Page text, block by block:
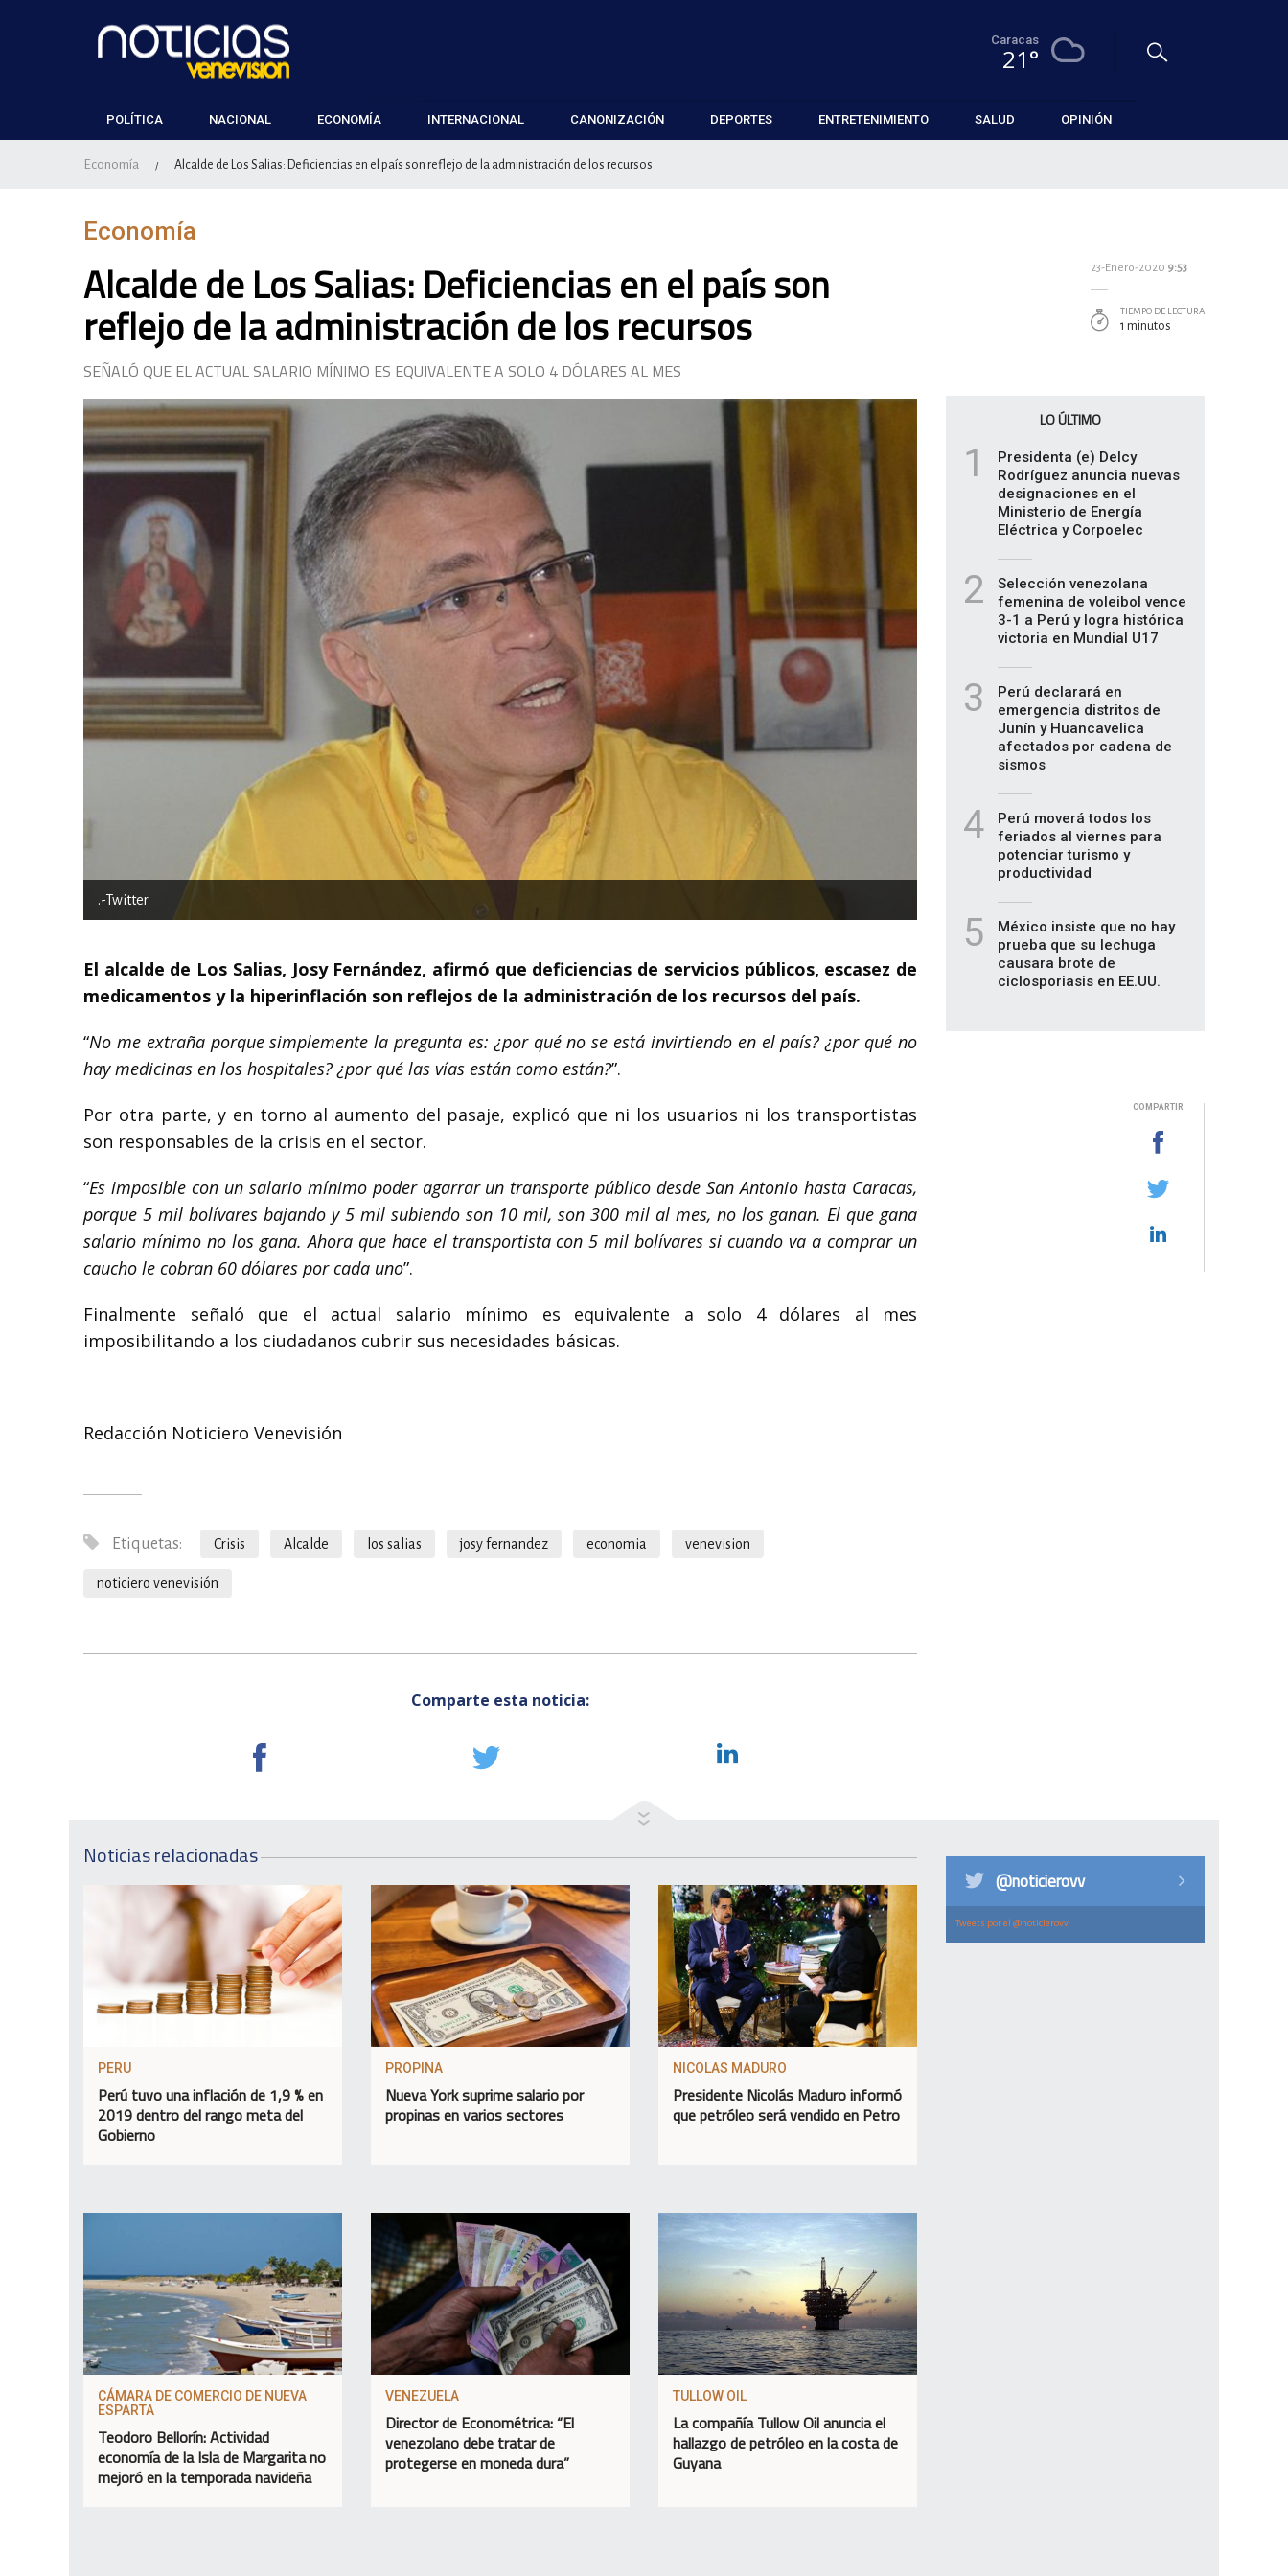
Caracas
21°
POLÍTICA NACIONAL ECONOMÍA INTERNACIONAL CANONIZACIÓN DEPORTES ENTRETENIMIENTO SALUD OPINIÓN
Economía / Alcalde de Los Salias: Deficiencias en el país son reflejo de la administración de los recursos
Economía
Alcalde de Los Salias: Deficiencias en el país son
reflejo de la administración de los recursos
SEÑALÓ QUE EL ACTUAL SALARIO MÍNIMO ES EQUIVALENTE A SOLO 4 DÓLARES AL MES
.-Twitter
El alcalde de Los Salias, Josy Fernández, afirmó que deficiencias de servicios públicos, escasez de
medicamentos y la hiperinflación son reflejos de la administración de los recursos del país.
“No me extraña porque simplemente la pregunta es: ¿por qué no se está invirtiendo en el país? ¿por qué no
hay medicinas en los hospitales? ¿por qué las vías están como están?”.
Por otra parte, y en torno al aumento del pasaje, explicó que ni los usuarios ni los transportistas
son responsables de la crisis en el sector.
“Es imposible con un salario mínimo poder agarrar un transporte público desde San Antonio hasta Caracas,
porque 5 mil bolívares bajando y 5 mil subiendo son 10 mil, son 300 mil al mes, no los ganan. El que gana
salario mínimo no los gana. Ahora que hace el transportista con 5 mil bolívares si cuando va a comprar un
caucho le cobran 60 dólares por cada uno”.
Finalmente señaló que el actual salario mínimo es equivalente a solo 4 dólares al mes
imposibilitando a los ciudadanos cubrir sus necesidades básicas.
Redacción Noticiero Venevisión
Etiquetas: Crisis Alcalde los salias josy fernandez economia venevision
noticiero venevisión
Comparte esta noticia:
23-Enero-2020 9:53
TIEMPO DE LECTURA
1 minutos
LO ÚLTIMO
1
Presidenta (e) Delcy
Rodríguez anuncia nuevas
designaciones en el
Ministerio de Energía
Eléctrica y Corpoelec
2
Selección venezolana
femenina de voleibol vence
3-1 a Perú y logra histórica
victoria en Mundial U17
3
Perú declarará en
emergencia distritos de
Junín y Huancavelica
afectados por cadena de
sismos
4
Perú moverá todos los
feriados al viernes para
potenciar turismo y
productividad
5
México insiste que no hay
prueba que su lechuga
causara brote de
ciclosporiasis en EE.UU.
COMPARTIR
Noticias relacionadas
PERU
Perú tuvo una inflación de 1,9 % en
2019 dentro del rango meta del
Gobierno
PROPINA
Nueva York suprime salario por
propinas en varios sectores
NICOLAS MADURO
Presidente Nicolás Maduro informó
que petróleo será vendido en Petro
CÁMARA DE COMERCIO DE NUEVA
ESPARTA
Teodoro Bellorín: Actividad
economía de la Isla de Margarita no
mejoró en la temporada navideña
VENEZUELA
Director de Econométrica: “El
venezolano debe tratar de
protegerse en moneda dura”
TULLOW OIL
La compañía Tullow Oil anuncia el
hallazgo de petróleo en la costa de
Guyana
@noticierovv
Tweets por el @noticierovv.